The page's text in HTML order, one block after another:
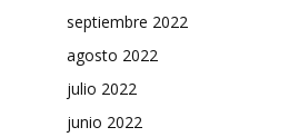
septiembre 2022
agosto 2022
julio 2022
junio 2022